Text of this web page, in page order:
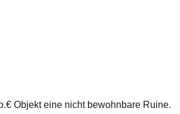
Objekt eine nicht bewohnbare Ruine.